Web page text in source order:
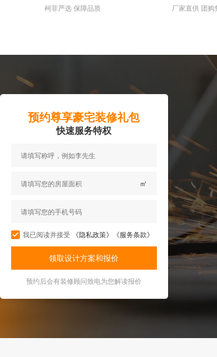
柯菲严选 保障品质 厂家直供 团购
预约尊享豪宅装修礼包
快速服务特权
㎡
我已阅读并接受 《隐私政策》 《服务条款》
预约后会有装修顾问致电为您解读报价